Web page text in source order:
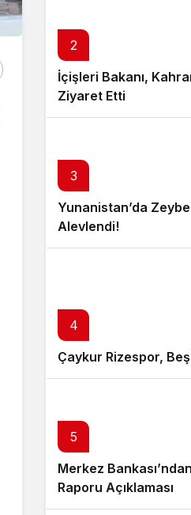
2
İçişleri Bakanı,
Ziyaret Etti
3
Yunanistan’da
Alevlendi!
4
Çaykur Rizespor,
5
Merkez
Raporu Açıklaması